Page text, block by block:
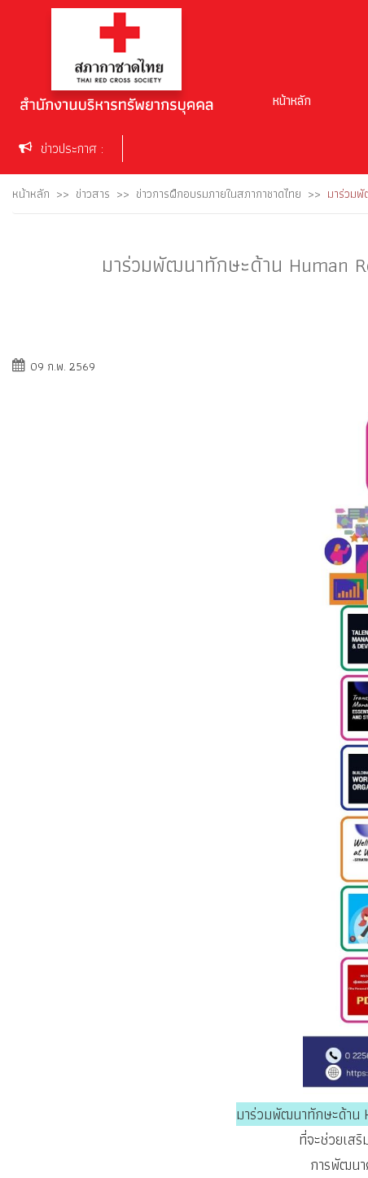
หน้าหลัก
ข่าวประกาศ :
หน้าหลัก ข่าวสาร ข่าวการฝึกอบรมภายในสภากาชาดไทย มาร่วม
มาร่วมพัฒนาทักษะด้าน Human
09 ก.พ. 2569
มาร่วมพัฒนาทักษะด้าน
ที่จะช่วยเส
การพัฒนา